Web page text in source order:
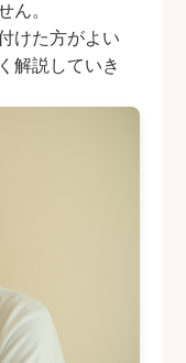
14 T・Kビル2F
木 金
ん。
けた方がよい
解説していき